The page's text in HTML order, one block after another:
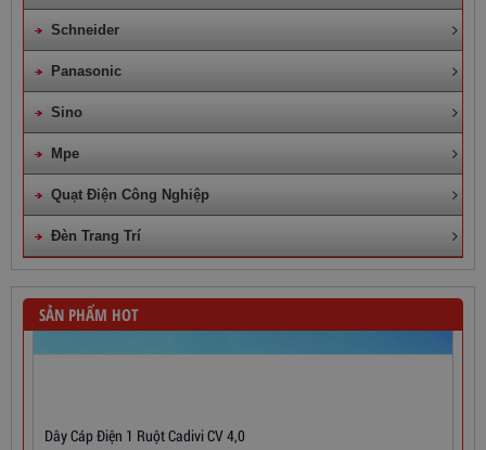
Schneider
Panasonic
Sino
Mpe
Quạt Điện Công Nghiệp
Đèn Trang Trí
SẢN PHẨM HOT